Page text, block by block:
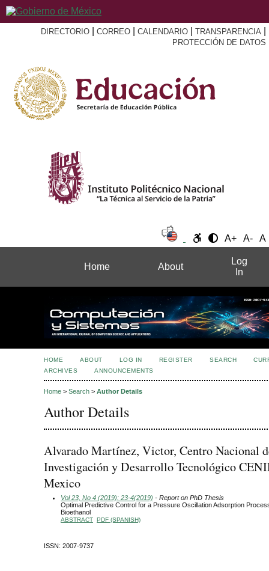
DIRECTORIO CORREO CALENDARIO TRANSPARENCIA
PROTECCIÓN DE DATOS
A+ A- A
Home About
Log
In
HOME ABOUT LOG IN REGISTER SEARCH
ARCHIVES
ANNOUNCEMENTS
Home > Search > Author Details
Author Details
Alvarado Martínez, Victor, Centro Nacional
Investigación y Desarrollo Tecnológico
Mexico
Vol 23, No 4 (2019): 23-4(2019) - Report on PhD Thesis
Optimal Predictive Control for a Pressure Oscillation Adsorption
Bioethanol
ABSTRACT PDF (SPANISH)
ISSN: 2007-9737